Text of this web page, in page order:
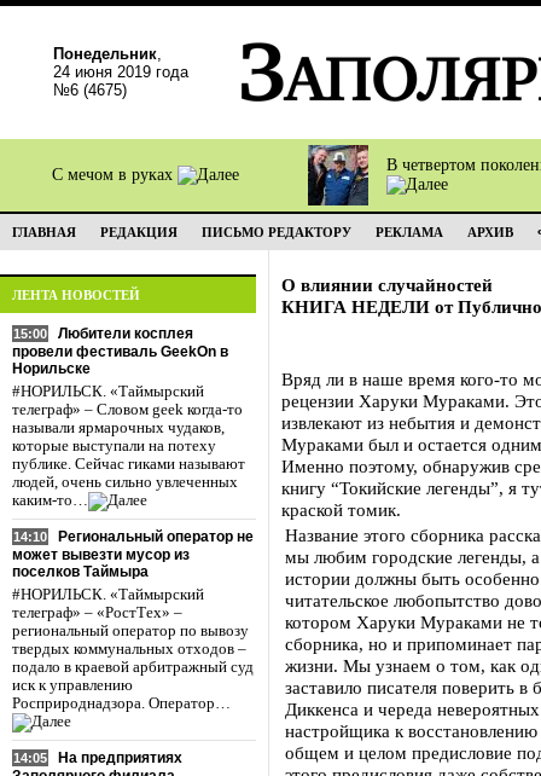
Понедельник,
24 июня 2019 года
№6 (4675)
С мечом в руках
В четвертом
ГЛАВНАЯ РЕДАКЦИЯ ПИСЬМО РЕДАКТОРУ РЕКЛАМА АРХИВ
ЛЕНТА НОВОСТЕЙ
15:00
Любители косплея
провели фестиваль GeekOn в
Норильске
#НОРИЛЬСК. «Таймырский
телеграф» – Словом geek когда-то
называли ярмарочных чудаков,
которые выступали на потеху
публике. Сейчас гиками называют
людей, очень сильно увлеченных
каким-то…
14:10
Региональный оператор не
может вывезти мусор из
поселков Таймыра
#НОРИЛЬСК. «Таймырский
телеграф» – «РостТех» –
региональный оператор по вывозу
твердых коммунальных отходов –
подало в краевой арбитражный суд
иск к управлению
Росприроднадзора. Оператор…
14:05
На предприятиях
О влиянии случайностей
КНИГА НЕДЕЛИ от
Вряд ли в наше время кого-то
рецензии Харуки Мураками.
извлекают из небытия и
Мураками был и остается
Именно поэтому, обнаружив
книгу “Токийские легенды”, я
краской томик.
Название этого сборника
мы любим городские легенды,
истории должны быть
читательское любопытство
котором Харуки Мураками не
сборника, но и припоминает
жизни. Мы узнаем о том, как
заставило писателя поверить
Диккенса и череда
настройщика к
общем и целом предисловие